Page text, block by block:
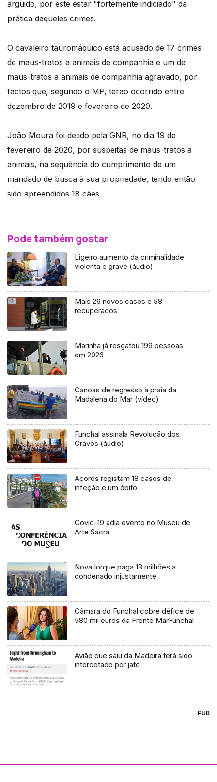
arguido, por este estar "fortemente indiciado" da
prática daqueles crimes.
O cavaleiro tauromáquico está acusado de 17 crimes
de maus-tratos a animais de companhia e um de
maus-tratos a animais de companhia agravado, por
factos que, segundo o MP, terão ocorrido entre
dezembro de 2019 e fevereiro de 2020.
João Moura foi detido pela GNR, no dia 19 de
fevereiro de 2020, por suspeitas de maus-tratos a
animais, na sequência do cumprimento de um
mandado de busca à sua propriedade, tendo então
sido apreendidos 18 cães.
Pode também gostar
Ligeiro aumento da criminalidade
violenta e grave (áudio)
Mais 26 novos casos e 58
recuperados
Marinha já resgatou 199 pessoas
em 2026
Canoas de regresso à praia da
Madalena do Mar (vídeo)
Funchal assinala Revolução dos
Cravos (áudio)
Açores registam 18 casos de
infeção e um óbito
Covid-19 adia evento no Museu de
Arte Sacra
Nova Iorque paga 18 milhões a
condenado injustamente
Câmara do Funchal cobre défice de
580 mil euros da Frente MarFunchal
Avião que saiu da Madeira terá sido
intercetado por jato
PUB